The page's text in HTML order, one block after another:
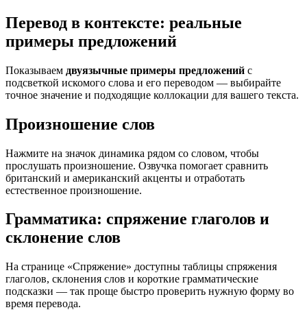
Перевод в контексте: реальные
примеры предложений
Показываем двуязычные примеры предложений с
подсветкой искомого слова и его переводом — выбирайте
точное значение и подходящие коллокации для вашего текста.
Произношение слов
Нажмите на значок динамика рядом со словом, чтобы
прослушать произношение. Озвучка помогает сравнить
британский и американский акценты и отработать
естественное произношение.
Грамматика: спряжение глаголов и
склонение слов
На странице «Спряжение» доступны таблицы спряжения
глаголов, склонения слов и короткие грамматические
подсказки — так проще быстро проверить нужную форму во
время перевода.